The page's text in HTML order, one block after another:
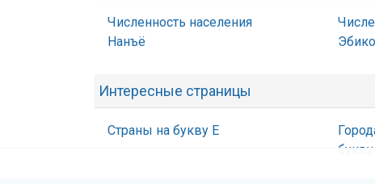
Численность населения
Нанъё
Интересные страницы
Страны на букву Е